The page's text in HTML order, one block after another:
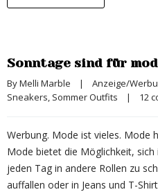
Sonntage sind für
By Melli Marble | Anzeige/
Sneakers, Sommer Outfits | 12
Werbung. Mode ist vieles. Mode
Mode bietet die Möglichkeit,
jeden Tag in andere Rollen zu
auffallen oder in Jeans und T-